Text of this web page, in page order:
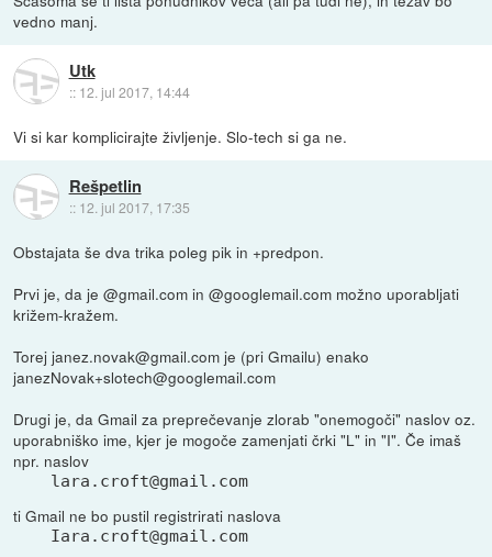
vedno manj.
Utk
:: 12. jul 2017, 14:44
Vi si kar komplicirajte življenje. Slo-tech si ga ne.
Rešpetlin
:: 12. jul 2017, 17:35
Obstajata še dva trika poleg pik in +predpon.
Prvi je, da je @gmail.com in @googlemail.com možno uporabljati
križem-kražem.
Torej janez.novak@gmail.com je (pri Gmailu) enako
janezNovak+slotech@googlemail.com
Drugi je, da Gmail za preprečevanje zlorab "onemogoči" naslov oz.
uporabniško ime, kjer je mogoče zamenjati črki "L" in "I". Če imaš
npr. naslov
lara.croft@gmail.com
ti Gmail ne bo pustil registrirati naslova
Iara.croft@gmail.com